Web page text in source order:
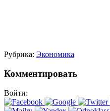
Рубрика: Экономика
Комментировать
Войти: